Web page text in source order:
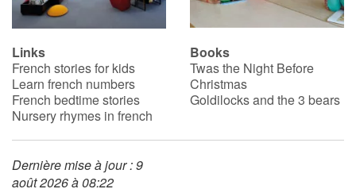
Links
French stories for kids
Learn french numbers
French bedtime stories
Nursery rhymes in french
Books
Twas the Night Before
Christmas
Goldilocks and the 3 bears
Dernière mise à jour : 9
août 2026 à 08:22